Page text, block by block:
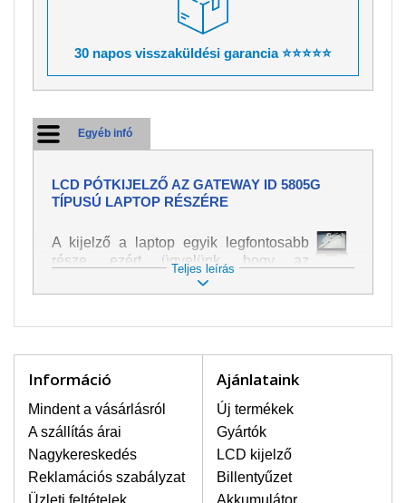
30 napos visszaküldési garancia ⭐⭐⭐⭐⭐
Egyéb infó
LCD PÓTKIJELZŐ AZ GATEWAY ID 5805G
TÍPUSÚ LAPTOP RÉSZÉRE
A kijelző a laptop egyik legfontosabb
része, ezért ügyelünk, hogy az
pótalkatrész a legjobb minőségű
legyen. A kép és szöveg különféle
laptoppal legnagyobb óvatossággal
bekövetkezett sérülések közé a
mechanikai sérüléseket lehet besorolni,
mint pl. széttört vagy megrepedt kijelző.
Továbbá még a függőleges csíkozást,
kijelző sötétségét, villogását vagy
egyenetlen fényességét.
Teljes leírás
Információ
Mindent a vásárlásról
A szállítás árai
Nagykereskedés
Reklamációs szabályzat
Üzleti feltételek
Ajánlataink
Új termékek
Gyártók
LCD kijelző
Billentyűzet
Akkumulátor